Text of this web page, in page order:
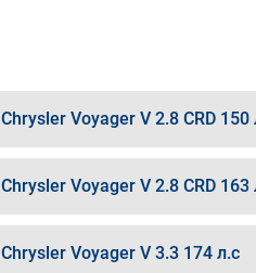
Chrysler Voyager V 2.8 CRD 150
Chrysler Voyager V 2.8 CRD 163
Chrysler Voyager V 3.3 174 л.с